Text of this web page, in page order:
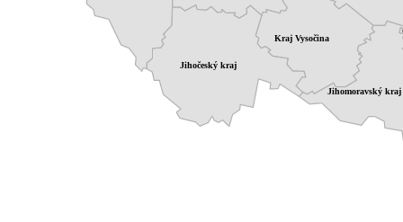
Jihočeský kraj
Kraj Vysočina
Jihomoravský kraj